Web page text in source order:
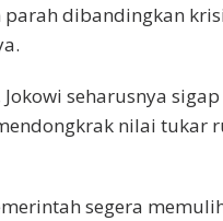
dibandingkan
seharusnya
nilai tukar
segera